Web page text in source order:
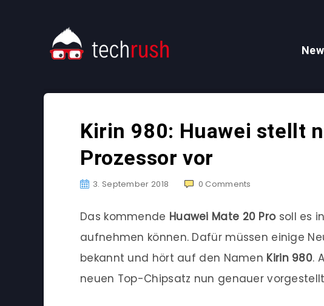
Kirin 980: Huawei stellt
Prozessor vor
3. September 2018 0 Comments
Das kommende Huawei Mate 20 Prosoll es
aufnehmen können. Dafür müssen einige
bekannt und hört auf den Namen Kirin 980.
neuen Top-Chipsatz nun genauer